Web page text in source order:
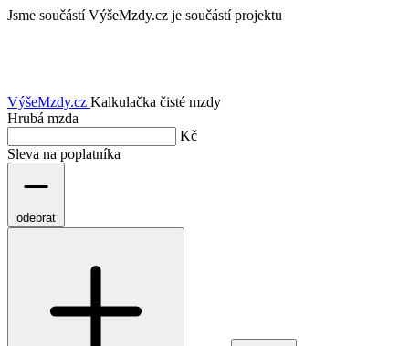
Jsme součástí VýšeMzdy.cz je součástí projektu
VýšeMzdy.cz Kalkulačka čisté mzdy
Hrubá mzda
Kč
Sleva na poplatníka
odebrat